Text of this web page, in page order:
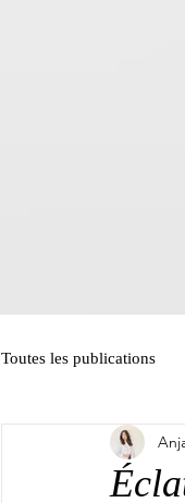
Toutes les publications
Intermède